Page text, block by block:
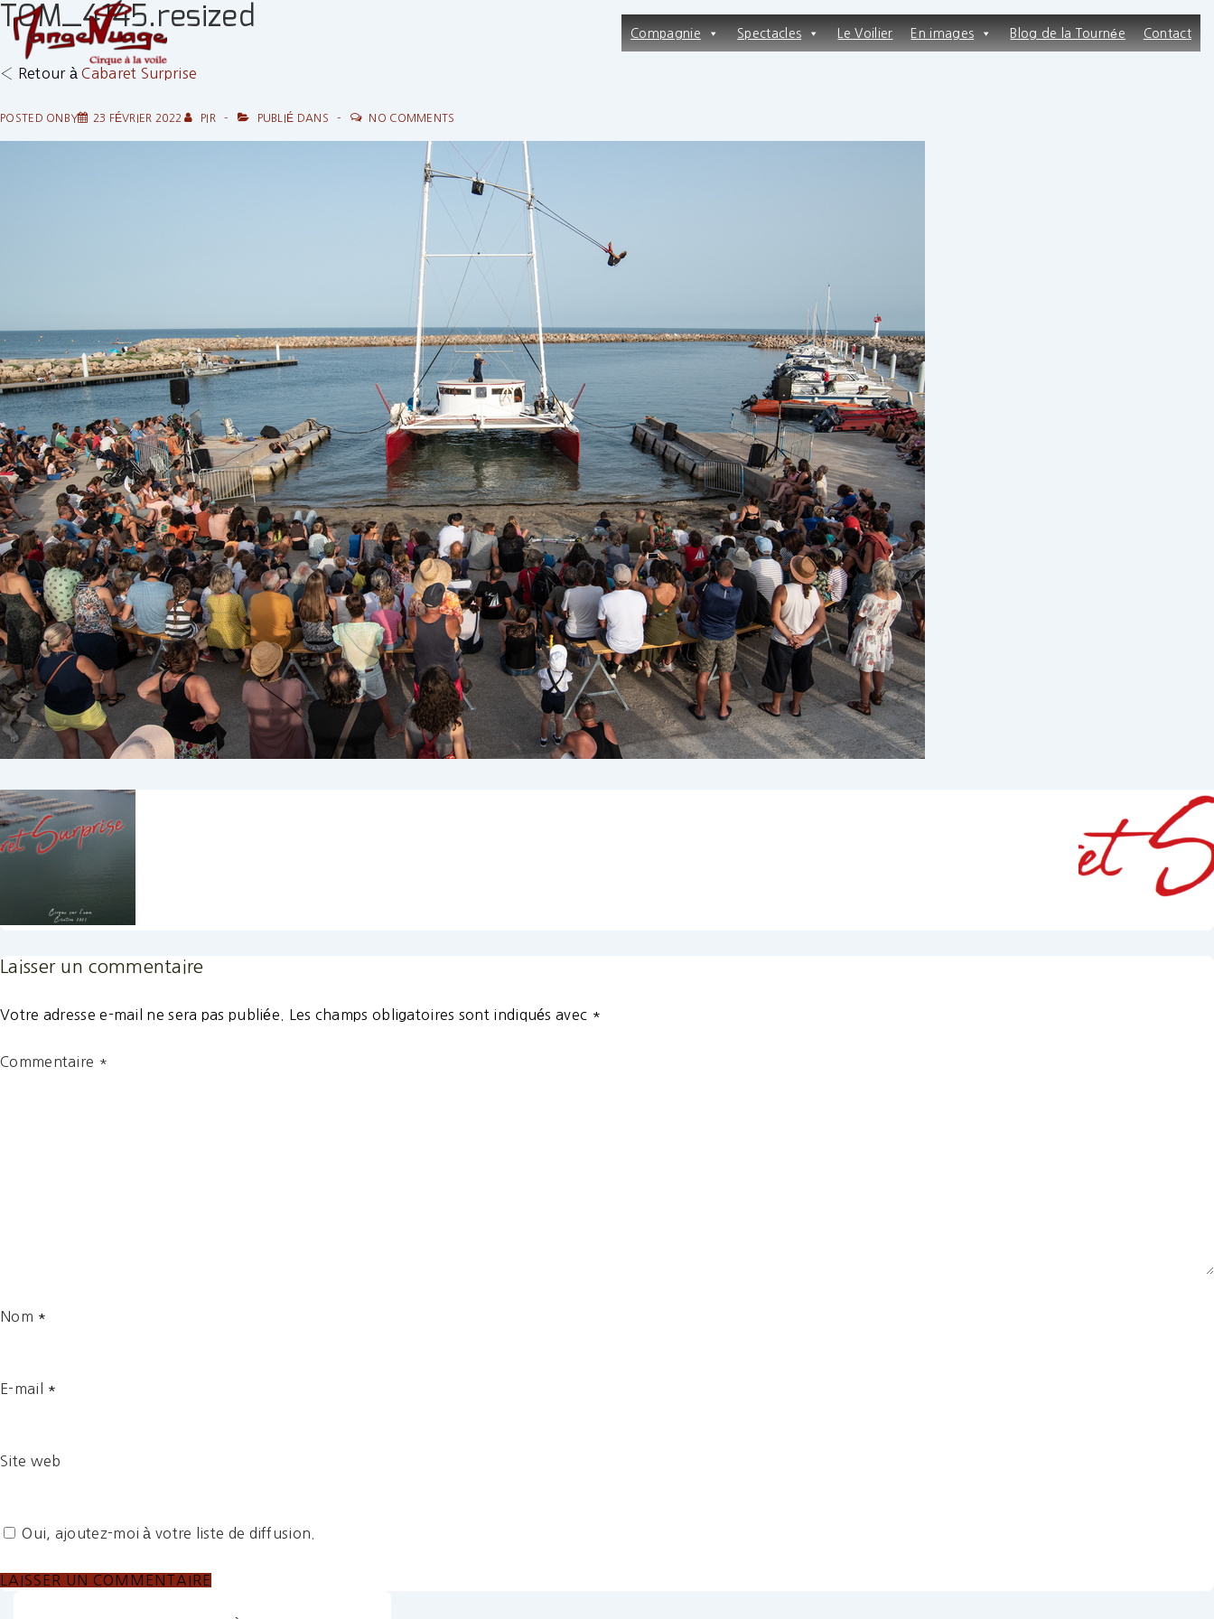
↓
passer
contenu
Main
Compagnie Spectacles Le Voilier En images Blog de la Tournée Contact
TOM_4145.resized
‹ Retour àCabaret Surprise
POSTED ONBY 23 FÉVRIER 2022 PIR PUBLIÉ DANS NO COMMENTS
Laisser un commentaire
Votre adresse e-mail ne sera pas publiée. Les champs obligatoires sont indiqués avec *
Commentaire *
Nom *
E-mail *
Site web
Oui, ajoutez-moi à votre liste de diffusion.